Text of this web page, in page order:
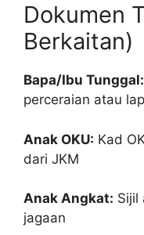
Dokumen
Berkaitan)
Bapa/Ibu Tunggal:
perceraian atau
Anak OKU: Kad
dari JKM
Anak Angkat: Sijil
jagaan